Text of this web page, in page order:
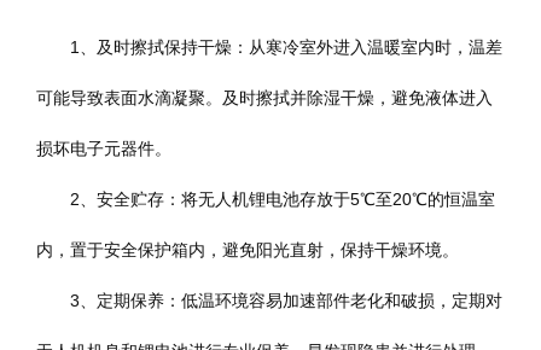
1、及时擦拭保持干燥：从寒冷室外进入温暖室内时，温差
可能导致表面水滴凝聚。及时擦拭并除湿干燥，避免液体进入
损坏电子元器件。
2、安全贮存：将无人机锂电池存放于5℃至20℃的恒温室
内，置于安全保护箱内，避免阳光直射，保持干燥环境。
3、定期保养：低温环境容易加速部件老化和破损，定期对